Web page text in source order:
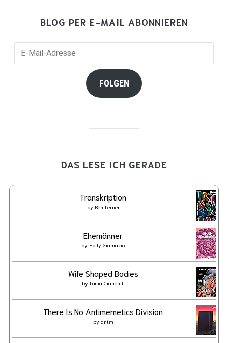
BLOG PER E-MAIL ABONNIEREN
Mail-
FOLGEN
DAS LESE ICH GERADE
Transkription
by Ben Lerner
Ehemänner
by Holly Gramazio
Wife Shaped Bodies
by Laura Cranehill
There Is No Antimemetics Division
by qntm